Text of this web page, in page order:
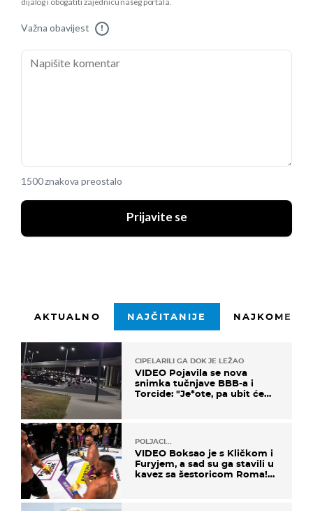
dijalog i obogatiti zajednicu našeg portala.
Važna obavijest !
1500 znakova preostalo
Prijavite se
AKTUALNO NAJČITANIJE
CIPELARILI GA DOK JE LEŽAO
VIDEO Pojavila se nova
snimka tučnjave BBB-a i
Torcide: "Je*ote, pa ubit će
POLJACI...
VIDEO Boksao je s Kličkom i
Furyjem, a sad su ga stavili u
kavez sa šestoricom Roma!